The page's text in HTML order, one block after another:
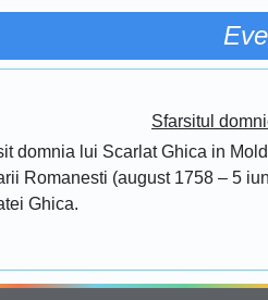
Sfarsitul
domnia lui Scarlat Ghica in
Romanesti (august 1758 – 5
Ghica.